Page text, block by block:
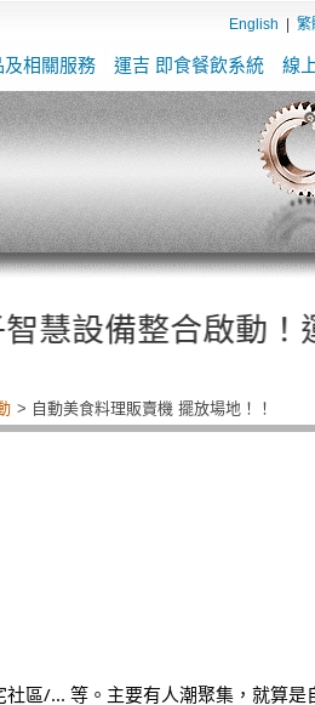
English 繁
及相關服務 運吉 即食餐飲系統 線
慧設備整合啟動！
> 自動美食料理販賣機 擺放場地！！
區/... 等。主要有人潮聚集，就算是